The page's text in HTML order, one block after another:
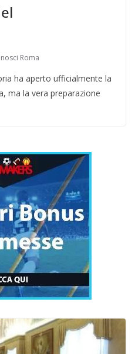
Roma
ha aperto ufficialmente la
ma la vera preparazione